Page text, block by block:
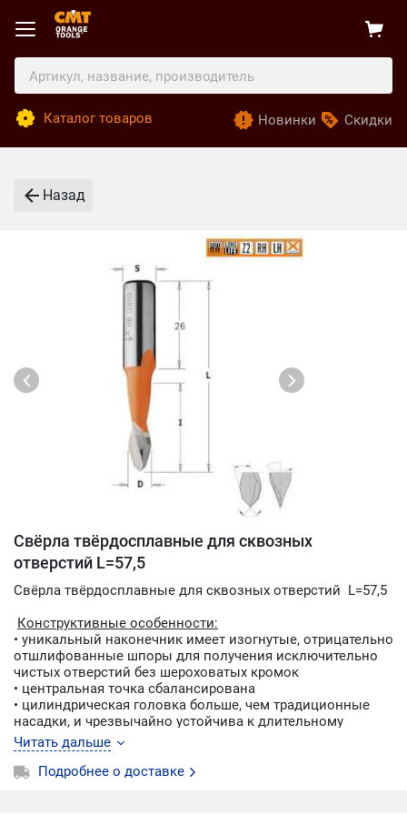
Каталог товаров Новинки Скидки
Назад
Свёрла твёрдосплавные для сквозных
отверстий L=57,5
Свёрла твёрдосплавные для сквозных отверстий L=57,5
Конструктивные особенности:
• уникальный наконечник имеет изогнутые, отрицательно
отшлифованные шпоры для получения исключительно
чистых отверстий без шероховатых кромок
• центральная точка сбалансирована
• цилиндрическая головка больше, чем традиционные
насадки, и чрезвычайно устойчива к длительному
использованию
• врезная кромка проходит полностью к центру долота,
чтобы снизить сопротивление бурению и увеличить
Читать дальше
Подробнее о доставке